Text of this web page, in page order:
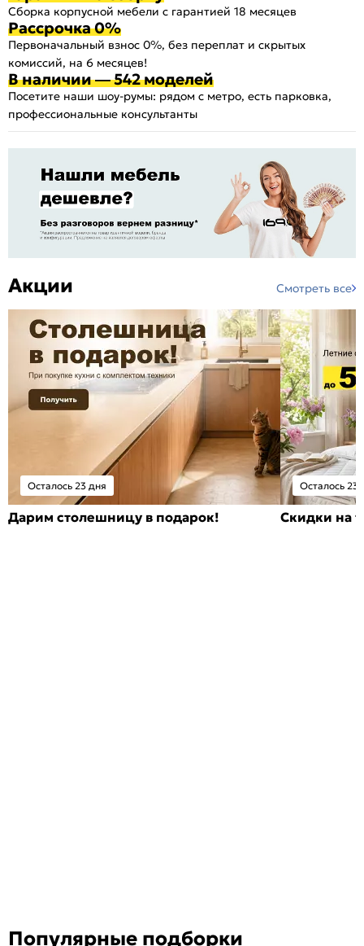
Сборка корпусной мебели с гарантией 18 месяцев
Рассрочка 0%
Первоначальный взнос 0%, без переплат и скрытых
комиссий, на 6 месяцев!
В наличии — 542 моделей
Посетите наши шоу-румы: рядом с метро, есть парковка,
профессиональные консультанты
Акции Смотреть все
Осталось 23 дня
Дарим столешницу в подарок!
Осталось 23
Скидки на
Популярные подборки